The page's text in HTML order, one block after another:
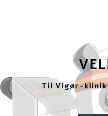
Til Vigør-klinik